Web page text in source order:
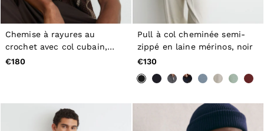
Chemise à rayures au
crochet avec col cubain,
marron chocolat
€180
Pull à col cheminée semi-
zippé en laine mérinos, noir
€130